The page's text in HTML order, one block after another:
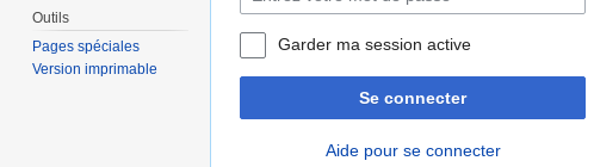
Garder ma session active
Se connecter
Aide pour se connecter
Outils
Pages spéciales
Version imprimable